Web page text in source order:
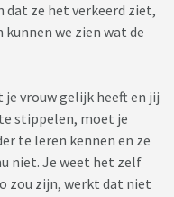
dat ze het verkeerd ziet,
we zien wat de
je vrouw gelijk heeft en jij
stippelen, moet je
te leren kennen en ze
niet. Je weet het zelf
zou zijn, werkt dat niet